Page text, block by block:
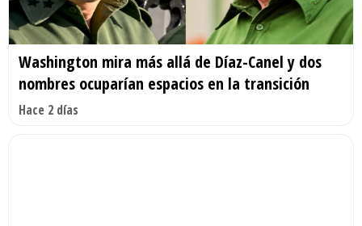
Washington mira más allá de Díaz-Canel y dos
nombres ocuparían espacios en la transición
Hace 2 días